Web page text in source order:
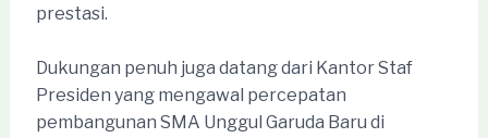
prestasi.
Dukungan penuh juga datang dari Kantor Staf
Presiden yang mengawal percepatan
pembangunan SMA Unggul Garuda Baru di